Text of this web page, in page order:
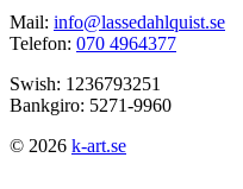
Mail: info@lassedahlquist.se
Telefon: 070 4964377
Swish: 1236793251
Bankgiro: 5271-9960
© 2026 k-art.se